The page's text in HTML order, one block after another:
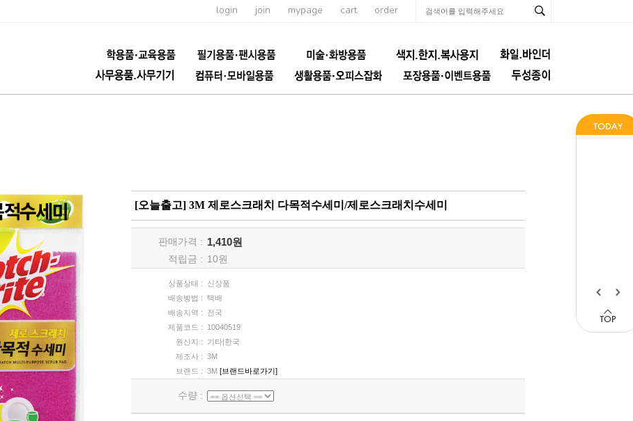
login join mypage cart order
[오늘출고] 3M 제로스크래치 다목적수세미/제로스크래치수세미
판매가격 : 1,410원
적립금 : 10원
상품상태 :
신상품
배송방법 :
택배
배송지역 :
전국
제품코드 :
10040519
원산지 :
기타|한국
제조사 : 3M
브랜드 : 3M [브랜드바로가기]
수량 :